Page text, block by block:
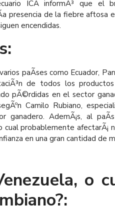
ICA informÃ³ que el
presencia de la fiebre aftosa
encendidas.
paÃ­ses como Ecuador,
de todos los
pÃ©rdidas en el sector
Camilo Rubiano,
ganadero. AdemÃ¡s, al
cual probablemente afectarÃ¡
en una gran cantidad de
o